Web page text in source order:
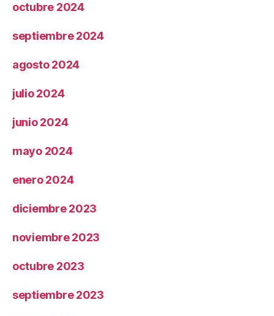
octubre 2024
septiembre 2024
agosto 2024
julio 2024
junio 2024
mayo 2024
enero 2024
diciembre 2023
noviembre 2023
octubre 2023
septiembre 2023